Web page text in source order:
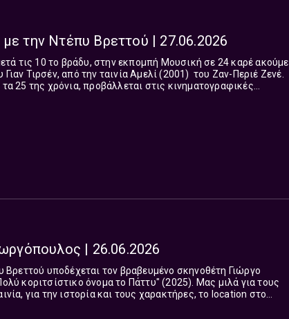
την Ντέπυ Βρεττού | 27.06.2026
τις 10 το βράδυ, στην εκπομπή Μουσική σε 24 καρέ ακούμε
Τιρσέν, από την ταινία Αμελί (2001) του Ζαν-Περιέ Ζενέ.
25 της χρόνια, προβάλλεται στις κινηματογραφικές
| 26.06.2026
Βρεττού υποδέχεται τον βραβευμένο σκηνοθέτη Γιώργο
όνομα το Πάττυ" (2025). Μας μιλά για τους
για την ιστορία και τους χαρακτήρες, το location στο